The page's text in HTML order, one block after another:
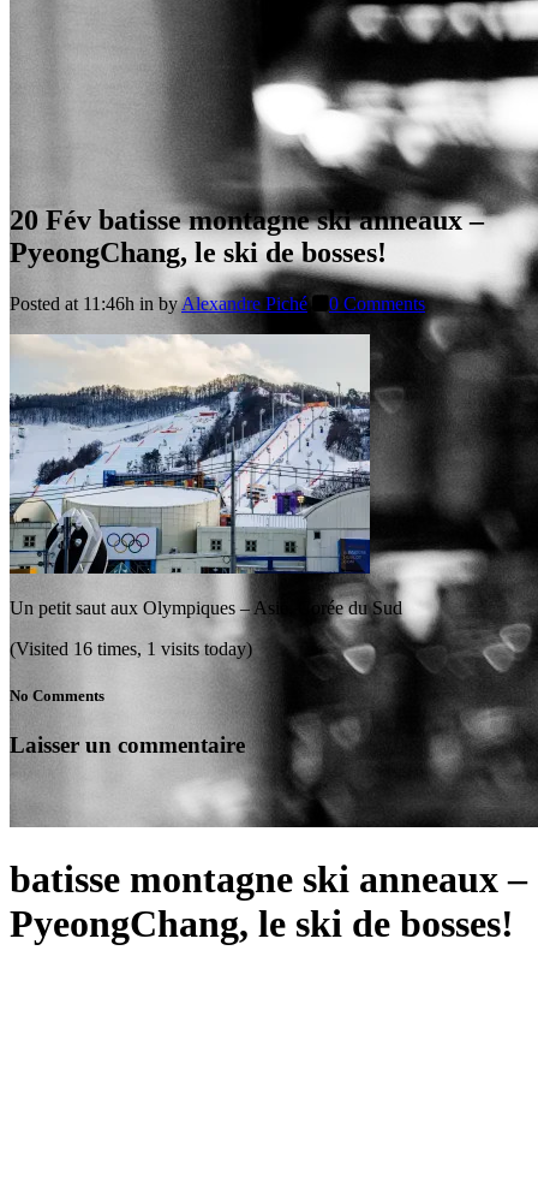
batisse montagne ski anneaux –
PyeongChang, le ski de bosses!
20 Fév batisse montagne ski anneaux –
PyeongChang, le ski de bosses!
Posted at 11:46h in byAlexandre Piché 0 Comments
Un petit saut aux Olympiques – Asie, Corée du Sud
(Visited 16 times, 1 visits today)
No Comments
Laisser un commentaire